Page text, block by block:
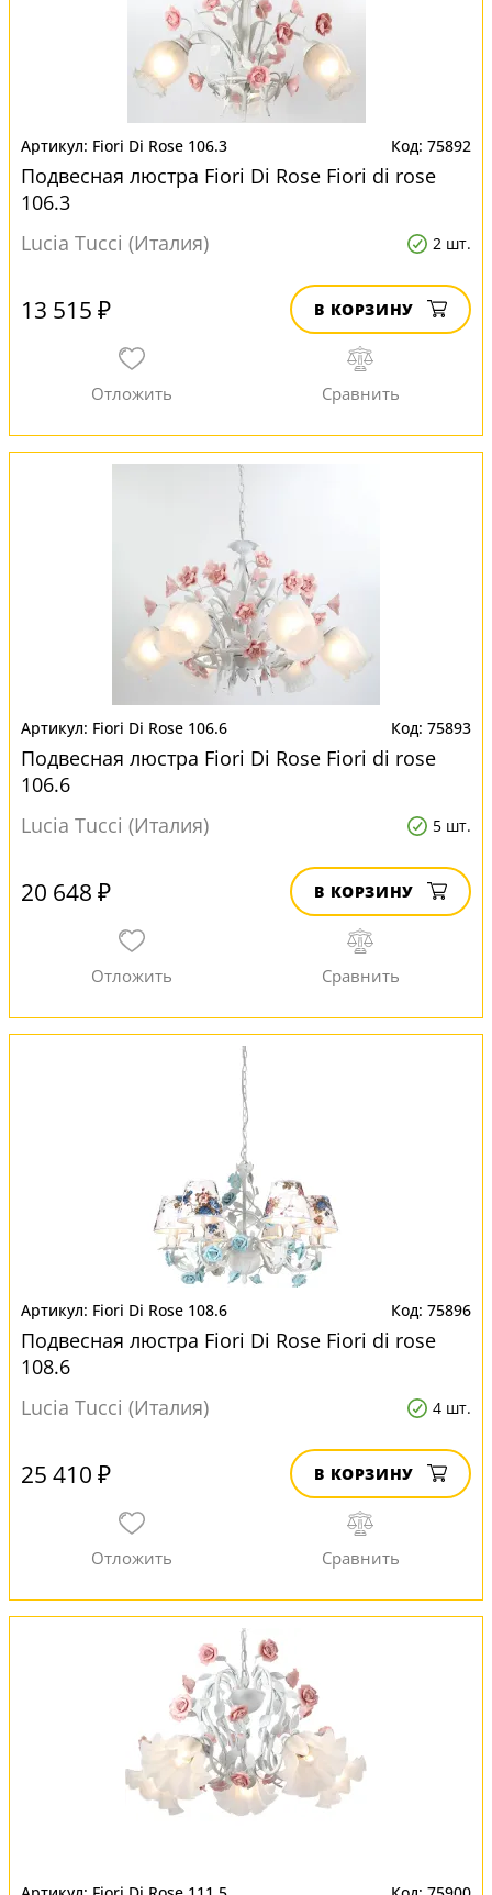
Fiori Di Rose 106.3 75892
Подвесная люстра Fiori Di Rose Fiori di rose
106.3
Lucia Tucci (Италия)
2 шт.
13 515 ₽ В КОРЗИНУ
Fiori Di Rose 106.6 75893
Подвесная люстра Fiori Di Rose Fiori di rose
106.6
Lucia Tucci (Италия)
5 шт.
20 648 ₽ В КОРЗИНУ
Fiori Di Rose 108.6 75896
Подвесная люстра Fiori Di Rose Fiori di rose
108.6
Lucia Tucci (Италия)
4 шт.
25 410 ₽ В КОРЗИНУ